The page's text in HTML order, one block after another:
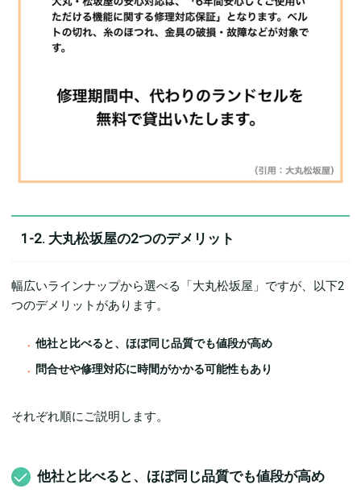
1-2. 大丸松坂屋の2つのデメリット
幅広いラインナップから選べる「大丸松坂屋」ですが、以下2
つのデメリットがあります。
他社と比べると、ほぼ同じ品質でも値段が高め
問合せや修理対応に時間がかかる可能性もあり
それぞれ順にご説明します。
他社と比べると、ほぼ同じ品質でも値段が高め